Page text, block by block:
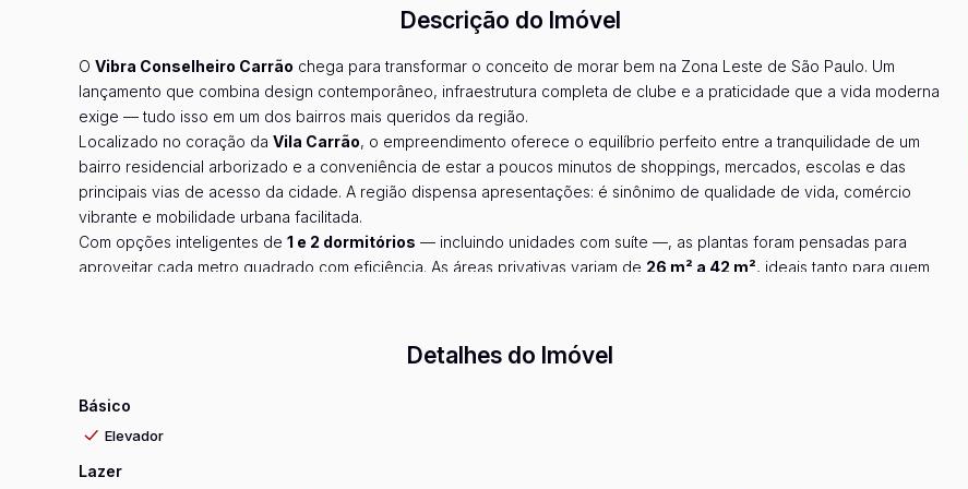
Descrição do Imóvel
O Vibra Conselheiro Carrão chega para transformar o conceito de morar bem na Zona Leste de São Paulo. Um
lançamento que combina design contemporâneo, infraestrutura completa de clube e a praticidade que a vida moderna
exige — tudo isso em um dos bairros mais queridos da região.
Localizado no coração da Vila Carrão, o empreendimento oferece o equilíbrio perfeito entre a tranquilidade de um
bairro residencial arborizado e a conveniência de estar a poucos minutos de shoppings, mercados, escolas e das
principais vias de acesso da cidade. A região dispensa apresentações: é sinônimo de qualidade de vida, comércio
vibrante e mobilidade urbana facilitada.
Com opções inteligentes de 1 e 2 dormitórios — incluindo unidades com suíte —, as plantas foram pensadas para
aproveitar cada metro quadrado com eficiência. As áreas privativas variam de 26 m² a 42 m², ideais tanto para quem
O lazer é um capítulo à parte. O Vibra Conselheiro Carrão foi projetado para surpreender com uma estrutura digna de
Quadra esportiva
Salão de jogos
Espaço Kids
Detalhes do Imóvel
Básico
Elevador
Lazer